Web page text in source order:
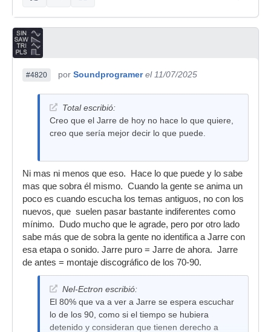
#4820 por Soundprogramer el 11/07/2025
Total escribió:
Creo que el Jarre de hoy no hace lo que quiere,
creo que sería mejor decir lo que puede.
Ni mas ni menos que eso. Hace lo que puede y lo sabe
mas que sobra él mismo. Cuando la gente se anima un
poco es cuando escucha los temas antiguos, no con los
nuevos, que suelen pasar bastante indiferentes como
mínimo. Dudo mucho que le agrade, pero por otro lado
sabe más que de sobra la gente no identifica a Jarre con
esa etapa o sonido. Jarre puro = Jarre de ahora. Jarre
de antes = montaje discográfico de los 70-90.
Nel-Ectron escribió:
El 80% que va a ver a Jarre se espera escuchar
lo de los 90, como si el tiempo se hubiera
detenido y consideran que tienen derecho a